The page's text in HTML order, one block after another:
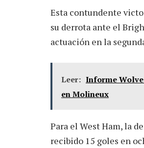
Esta contundente
su derrota ante el
actuación en la
Leer: Informe
en Molineux
Para el West Ham, la
recibido 15 goles en